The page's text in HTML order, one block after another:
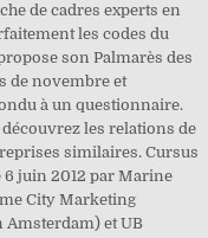
de cadres experts en
les codes du
son Palmarès des
de novembre et
à un questionnaire.
les relations de
similaires. Cursus
6 juin 2012 par Marine
City Marketing
Amsterdam) et UB